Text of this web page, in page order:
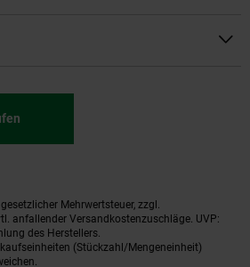
Mehrwertsteuer, zzgl.
anfallender Versandkostenzuschläge. UVP:
des Herstellers.
(Stückzahl/Mengeneinheit)